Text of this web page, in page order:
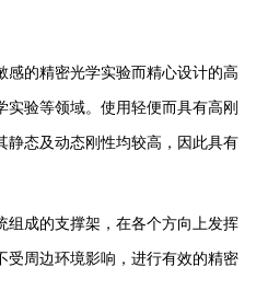
感的精密光学实验而精心设计的高
验等领域。使用轻便而具有高刚
静态及动态刚性均较高，因此具有
组成的支撑架，在各个方向上发挥
受周边环境影响，进行有效的精密